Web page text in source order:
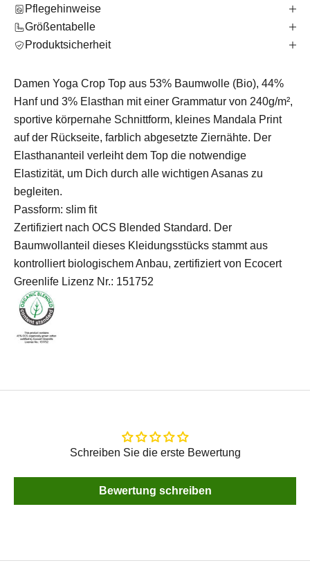
Pflegehinweise
Größentabelle
Produktsicherheit
Damen Yoga Crop Top aus 53% Baumwolle (Bio), 44%
Hanf und 3% Elasthan mit einer Grammatur von 240g/m²,
sportive körpernahe Schnittform, kleines Mandala Print
auf der Rückseite, farblich abgesetzte Ziernähte. Der
Elasthananteil verleiht dem Top die notwendige
Elastizität, um Dich durch alle wichtigen Asanas zu
begleiten.
Passform: slim fit
Zertifiziert nach OCS Blended Standard. Der
Baumwollanteil dieses Kleidungsstücks stammt aus
kontrolliert biologischem Anbau, zertifiziert von Ecocert
Greenlife Lizenz Nr.: 151752
Schreiben Sie die erste Bewertung
Bewertung schreiben